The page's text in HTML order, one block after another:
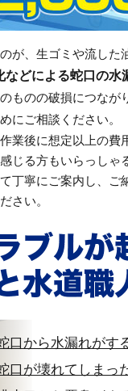
が、生ゴミや流した
などによる蛇口の水
ものの破損につなが
にご相談ください。
業後に想定以上の費
じる方もいらっしゃ
丁寧にご案内し、ご
さい。
口から水漏れがす
口が壊れてしまっ